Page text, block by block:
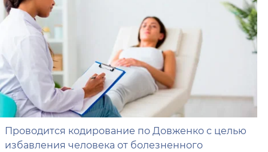
Проводится кодирование по Довженко с целью
избавления человека от болезненного